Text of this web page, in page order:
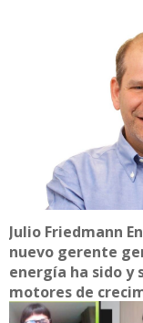
Julio Friedmann
nuevo gerente
energía ha sido y
motores de
país”